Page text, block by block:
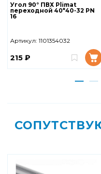
Угол 90° ПВХ Plimat
переходной 40*40-32 PN
16
Артикул: 1101354032
215 ₽